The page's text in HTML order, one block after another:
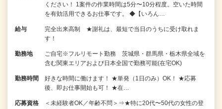
ください！ 1案件の作業時間は5分〜10分程度。空いた時間
を有効活用できるお仕事です。 ◆【いろん…
給与
完全出来高制 ★謝礼は、最短で当日のうちに受け取れま
す！
勤務地
ご自宅※フルリモート勤務 茨城県・群馬県・栃木県全域を
含む関東エリアおよび日本全国で勤務可能(在宅OK)
勤務時間
好きな時間に働けます！ ★単発（1日のみ）OK！ ★応募
後、即お仕事開始も可！ ★在…
応募資格
＜未経験者OK／年齢不問＞⇒★特に20代〜50代の女性の登